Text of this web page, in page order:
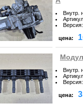
Внутр.
Артикул
Версия:
цена:
Внутр.
Артикул
Версия:
цена: